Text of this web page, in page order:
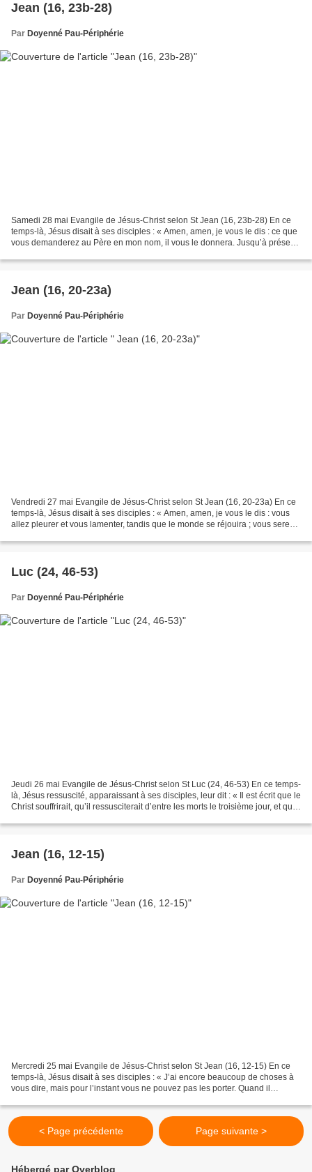
Jean (16, 23b-28)
Par Doyenné Pau-Périphérie
Samedi 28 mai Evangile de Jésus-Christ selon St Jean (16, 23b-28) En ce
temps-là, Jésus disait à ses disciples : « Amen, amen, je vous le dis : ce que
vous demanderez au Père en mon nom, il vous le donnera. Jusqu’à présent
Jean (16, 20-23a)
Par Doyenné Pau-Périphérie
Vendredi 27 mai Evangile de Jésus-Christ selon St Jean (16, 20-23a) En ce
temps-là, Jésus disait à ses disciples : « Amen, amen, je vous le dis : vous
allez pleurer et vous lamenter, tandis que le monde se réjouira ; vous serez
Luc (24, 46-53)
Par Doyenné Pau-Périphérie
Jeudi 26 mai Evangile de Jésus-Christ selon St Luc (24, 46-53) En ce temps-
là, Jésus ressuscité, apparaissant à ses disciples, leur dit : « Il est écrit que le
Christ souffrirait, qu’il ressusciterait d’entre les morts le troisième jour, et que
Jean (16, 12-15)
Par Doyenné Pau-Périphérie
Mercredi 25 mai Evangile de Jésus-Christ selon St Jean (16, 12-15) En ce
temps-là, Jésus disait à ses disciples : « J’ai encore beaucoup de choses à
vous dire, mais pour l’instant vous ne pouvez pas les porter. Quand il
< Page précédente Page suivante >
Hébergé par Overblog